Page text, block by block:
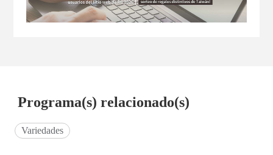
Programa(s) relacionado(s)
Variedades